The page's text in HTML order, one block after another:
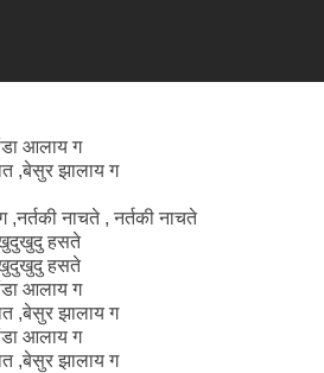
आलाय ग
,बेसुर झालाय ग
नाचते , नर्तकी नाचते
खुदुखुदु हसते
खुदुखुदु हसते
आलाय ग
,बेसुर झालाय ग
आलाय ग
,बेसुर झालाय ग